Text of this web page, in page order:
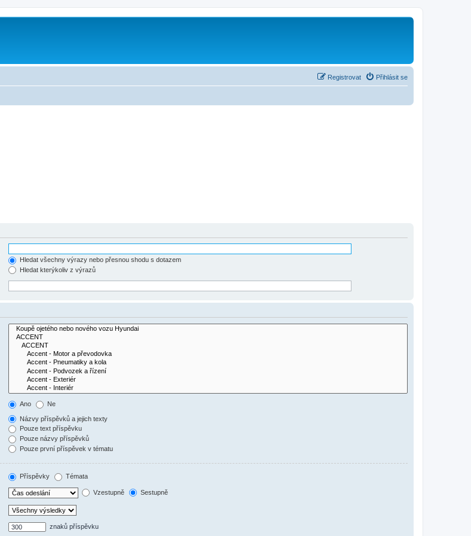
Přihlásit se
Registrovat
Hledat všechny výrazy nebo přesnou shodu s dotazem
Hledat kterýkoliv z výrazů
Ano Ne
Názvy příspěvků a jejich texty
Pouze text příspěvku
Pouze názvy příspěvků
Pouze první příspěvek v tématu
Příspěvky Témata
Vzestupně Sestupně
znaků příspěvku